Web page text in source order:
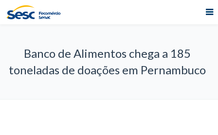
Banco de Alimentos chega a 185
toneladas de doações em Pernambuco